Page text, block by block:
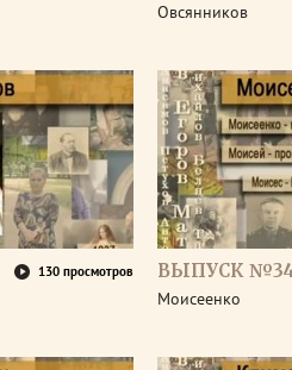
Овсянников
130 просмотров ВЫПУСК
Моисеенко